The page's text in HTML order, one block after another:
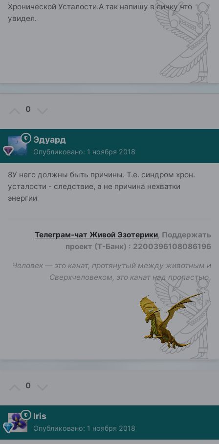
Хронической Усталости.А так напишу в личку что
увидел.
0
Эдуард
Опубликовано: 1 ноября 2018
8У него должны быть причины. Т.е. синдром хрон.
усталости - следствие, а не причина нехватки
энергии
Телеграм-чат Живой Эзотерики, Поддержать
проект (Т-Банк) : 2200396108086196
Человек — это канат, протянутый между животным и
Сверхчеловеком, это канат над пропастью.
0
Iris
Опубликовано: 1 ноября 2018